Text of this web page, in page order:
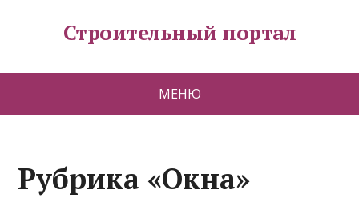
Строительный портал
МЕНЮ
Рубрика «Окна»